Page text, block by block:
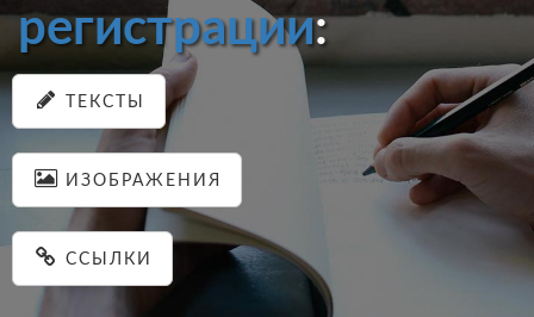
регистрации:
ТЕКСТЫ
ИЗОБРАЖЕНИЯ
ССЫЛКИ